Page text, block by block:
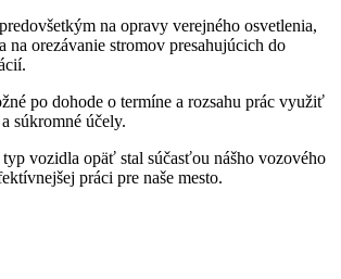
na opravy verejného osvetlenia,
na orezávanie stromov presahujúcich do
po dohode o termíne a rozsahu prác využiť
súkromné účely.
typ vozidla opäť stal súčasťou nášho vozového
práci pre naše mesto.